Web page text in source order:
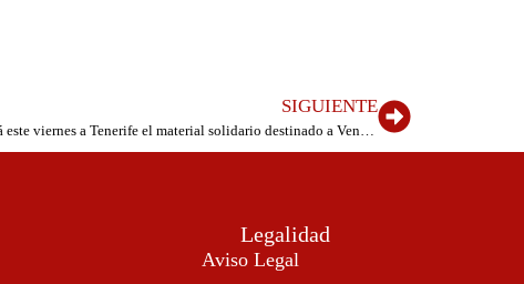
SIGUIENTE
Legalidad
Aviso Legal